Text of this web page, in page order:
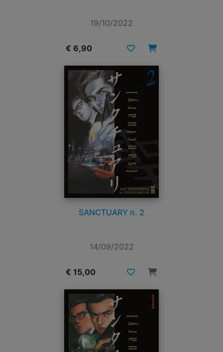
19/10/2022
€ 6,90
SANCTUARY n. 2
14/09/2022
€ 15,00